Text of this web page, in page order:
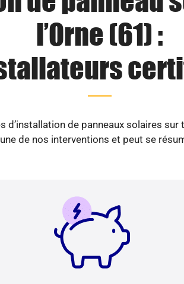
l’Orne (61) :
de panneaux solaires
de nos interventions et peut se